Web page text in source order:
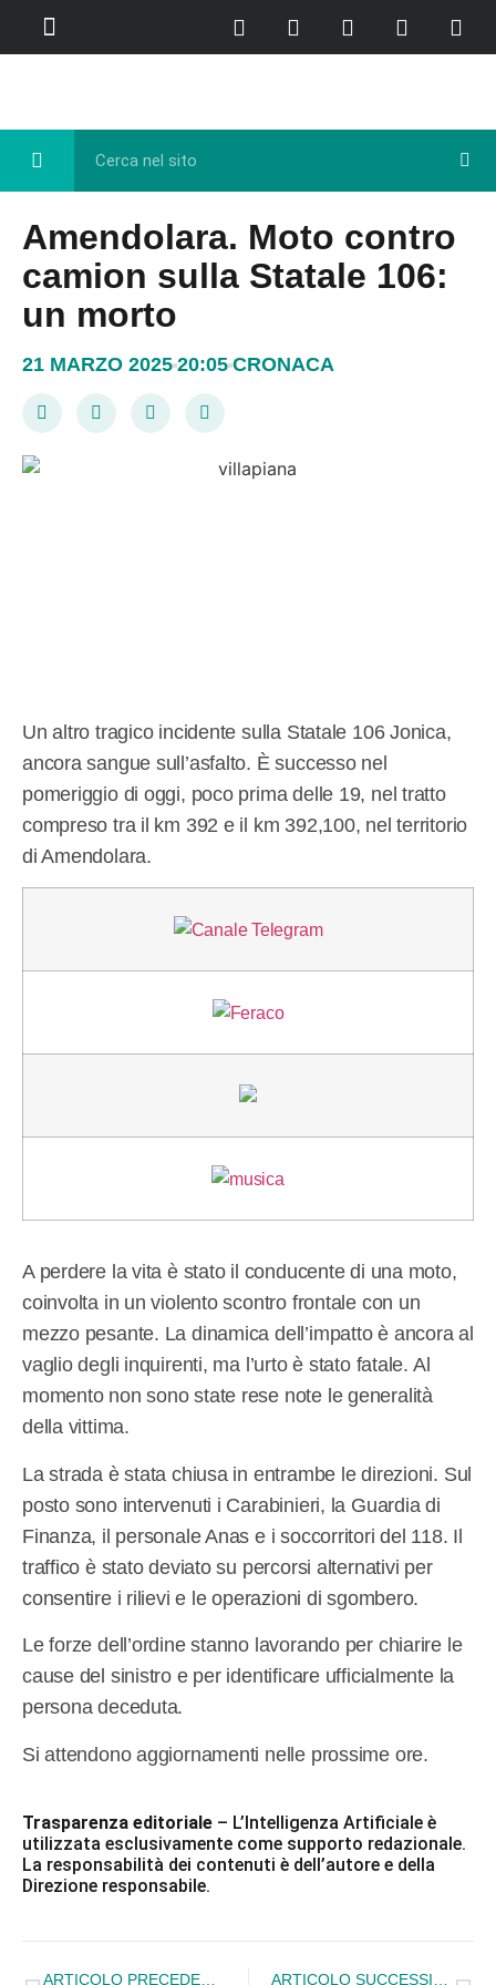
Amendolara. Moto contro
camion sulla Statale 106:
un morto
21 MARZO 2025 20:05 CRONACA
Un altro tragico incidente sulla Statale 106 Jonica,
ancora sangue sull’asfalto. È successo nel
pomeriggio di oggi, poco prima delle 19, nel tratto
compreso tra il km 392 e il km 392,100, nel territorio
di Amendolara.
A perdere la vita è stato il conducente di una moto,
coinvolta in un violento scontro frontale con un
mezzo pesante. La dinamica dell’impatto è ancora al
vaglio degli inquirenti, ma l’urto è stato fatale. Al
momento non sono state rese note le generalità
della vittima.
La strada è stata chiusa in entrambe le direzioni. Sul
posto sono intervenuti i Carabinieri, la Guardia di
Finanza, il personale Anas e i soccorritori del 118. Il
traffico è stato deviato su percorsi alternativi per
consentire i rilievi e le operazioni di sgombero.
Le forze dell’ordine stanno lavorando per chiarire le
cause del sinistro e per identificare ufficialmente la
persona deceduta.
Si attendono aggiornamenti nelle prossime ore.
Trasparenza editoriale – L’Intelligenza Artificiale è
utilizzata esclusivamente come supporto redazionale.
La responsabilità dei contenuti è dell’autore e della
Direzione responsabile.